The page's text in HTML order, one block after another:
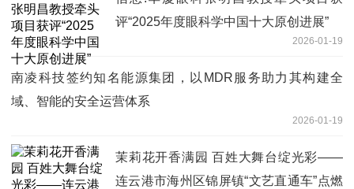
评“2025年度眼科学中国十大原创进展”
2026-01-19
南凌科技签约知名能源集团，以MDR服务助力其构建全
域、智能的安全运营体系
2026-01-19
茉莉花开香满园 百姓大舞台绽光彩——
连云港市海州区锦屏镇“文艺直通车”点燃